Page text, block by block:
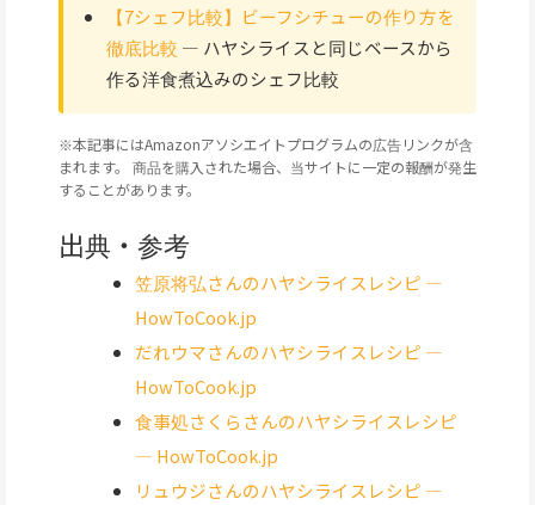
【7シェフ比較】ビーフシチューの作り方を
徹底比較 — ハヤシライスと同じベースから
作る洋食煮込みのシェフ比較
※本記事にはAmazonアソシエイトプログラムの広告リンクが含
まれます。 商品を購入された場合、当サイトに一定の報酬が発生
することがあります。
出典・参考
笠原将弘さんのハヤシライスレシピ —
HowToCook.jp
だれウマさんのハヤシライスレシピ —
HowToCook.jp
食事処さくらさんのハヤシライスレシピ
— HowToCook.jp
リュウジさんのハヤシライスレシピ —